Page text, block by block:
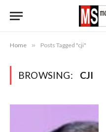
Home » Posts Tagged "cji"
BROWSING: CJI